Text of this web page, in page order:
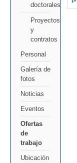
doctorales
Proyectos
y
contratos
Personal
Galería de
fotos
Noticias
Eventos
Ofertas
de
trabajo
Ubicación